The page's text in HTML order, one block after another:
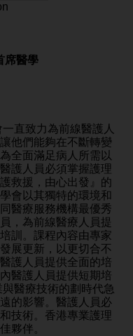
席醫學
直致力為前線醫護人
他們能夠在不斷轉變
全面滿足病人所需以
護人員必須掌握護理
救援，由心出發』的
會以其獨特的環境和
醫療服務機構最優秀
，為前線醫療人員提
訓。課程內容由專家
展更新，以更切合不
護人員提供全面的培
醫護人員提供短期培
醫療技術的劃時代急
的影響。醫護人員必
技術。香港專業護理
夥伴。